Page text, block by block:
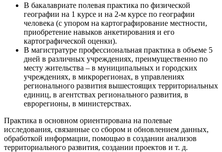
В бакалавриате полевая практика по физической
географии на 1 курсе и на 2-м курсе по географии
человека (с упором на картографирование местности,
приобретение навыков анкетирования и его
картографической оценки).
В магистратуре профессиональная практика в объеме 5
дней в различных учреждениях, преимущественно по
месту жительства – в муниципальных и городских
учреждениях, в микрорегионах, в управлениях
регионального развития вышестоящих территориальных
единиц, в агентствах регионального развития, в
еврорегионы, в министерствах.
Практика в основном ориентирована на полевые
исследования, связанные со сбором и обновлением данных,
обработкой информации, помощью в создании анализов
территориального развития, создании проектов и т. д.